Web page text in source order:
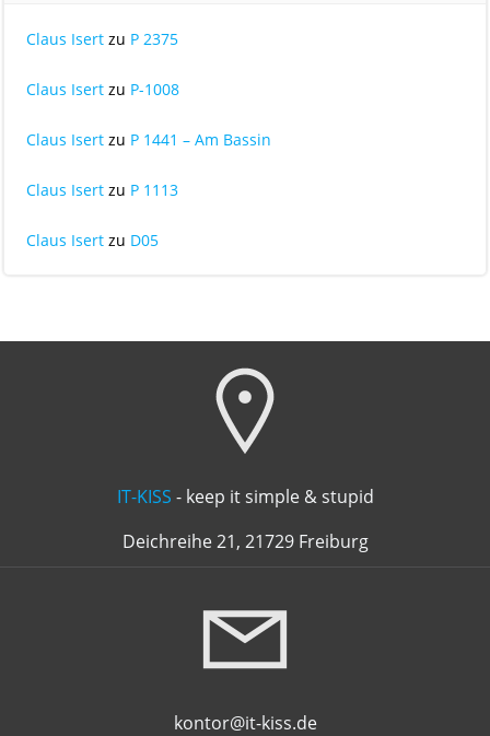
Claus Isert zu P 2375
Claus Isert zu P-1008
Claus Isert zu P 1441 – Am Bassin
Claus Isert zu P 1113
Claus Isert zu D05
IT-KISS - keep it simple & stupid
Deichreihe 21, 21729 Freiburg
kontor@it-kiss.de